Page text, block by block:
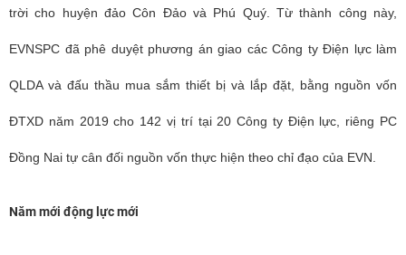
trời cho huyện đảo Côn Đảo và Phú Quý. Từ thành công này,
EVNSPC đã phê duyệt phương án giao các Công ty Điện lực làm
QLDA và đấu thầu mua sắm thiết bị và lắp đặt, bằng nguồn vốn
ĐTXD năm 2019 cho 142 vị trí tại 20 Công ty Điện lực, riêng PC
Đồng Nai tự cân đối nguồn vốn thực hiện theo chỉ đạo của EVN.
Năm mới động lực mới